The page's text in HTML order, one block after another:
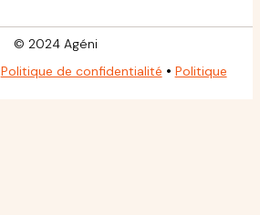
© 2024 Agéni
Politique de confidentialité • Politique